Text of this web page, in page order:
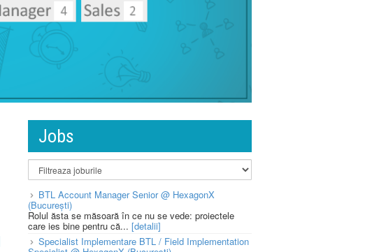
Jobs
BTL Account Manager Senior @ HexagonX
(București)
Rolul ăsta se măsoară în ce nu se vede: proiectele
care ies bine pentru că... [detalii]
Specialist Implementare BTL / Field Implementation